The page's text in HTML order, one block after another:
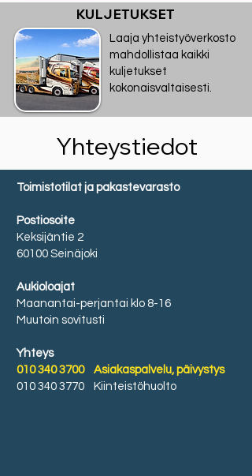
KULJETUKSET
Laaja yhteistyöverkosto
mahdollistaa kaikki
kuljetukset
kokonaisvaltaisesti.
Yhteystiedot
Toimistotilat ja pakastevarasto
Postiosoite
Keksijäntie 2
60100 Seinäjoki
Aukioloajat
Maanantai-perjantai klo 8-16
Muutoin sovitusti
Yhteys
010 340 3700Asiakaspalvelu, päivystys
010 340 3770 Kiinteistöhuolto